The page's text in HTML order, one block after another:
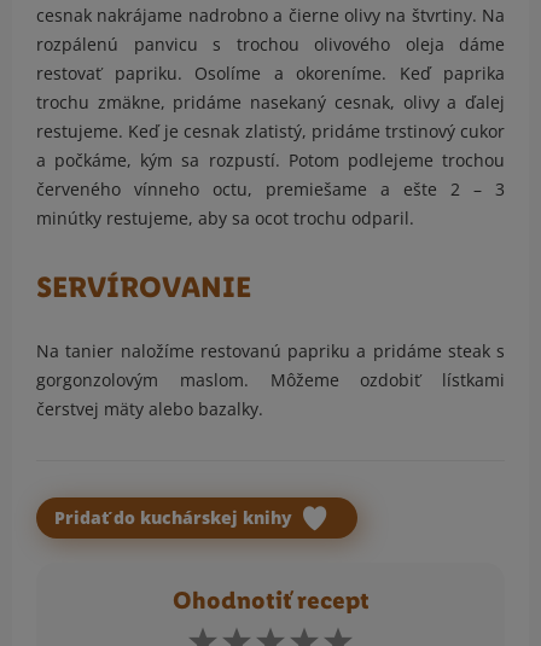
cesnak nakrájame nadrobno a čierne olivy na štvrtiny. Na
rozpálenú panvicu s trochou olivového oleja dáme
restovať papriku. Osolíme a okoreníme. Keď paprika
trochu zmäkne, pridáme nasekaný cesnak, olivy a ďalej
restujeme. Keď je cesnak zlatistý, pridáme trstinový cukor
a počkáme, kým sa rozpustí. Potom podlejeme trochou
červeného vínneho octu, premiešame a ešte 2 – 3
minútky restujeme, aby sa ocot trochu odparil.
SERVÍROVANIE
Na tanier naložíme restovanú papriku a pridáme steak s
gorgonzolovým maslom. Môžeme ozdobiť lístkami
čerstvej mäty alebo bazalky.
Pridať do kuchárskej knihy
Ohodnotiť recept